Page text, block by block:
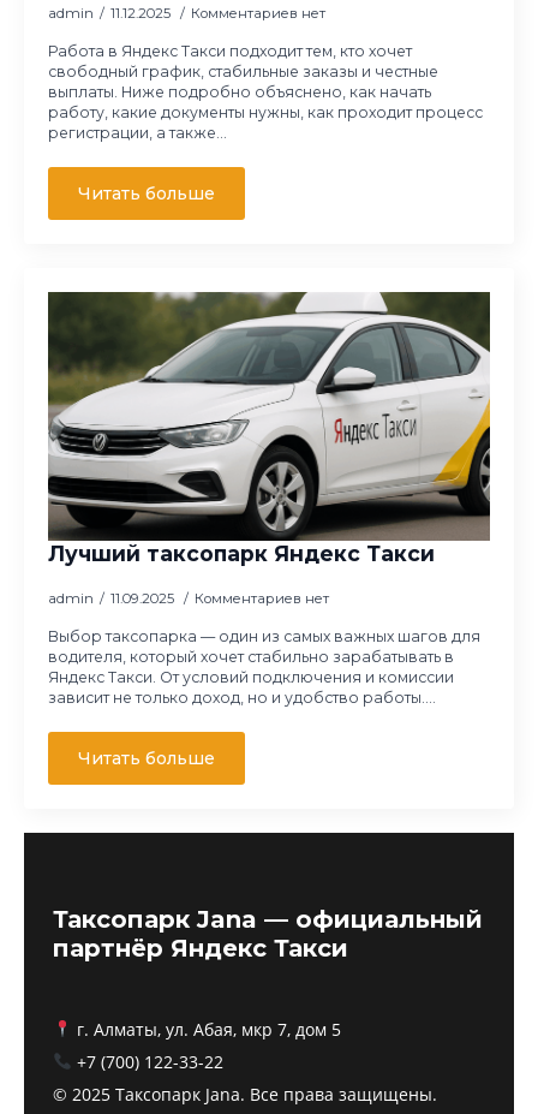
admin 11.12.2025 Комментариев нет
Работа в Яндекс Такси подходит тем, кто хочет
свободный график, стабильные заказы и честные
выплаты. Ниже подробно объяснено, как начать
работу, какие документы нужны, как проходит процесс
регистрации, а также…
Читать больше
Лучший таксопарк Яндекс Такси
admin 11.09.2025 Комментариев нет
Выбор таксопарка — один из самых важных шагов для
водителя, который хочет стабильно зарабатывать в
Яндекс Такси. От условий подключения и комиссии
зависит не только доход, но и удобство работы.…
Читать больше
Таксопарк Jana — официальный
партнёр Яндекс Такси
г. Алматы, ул. Абая, мкр 7, дом 5
+7 (700) 122-33-22
© 2025 Таксопарк Jana. Все права защищены.